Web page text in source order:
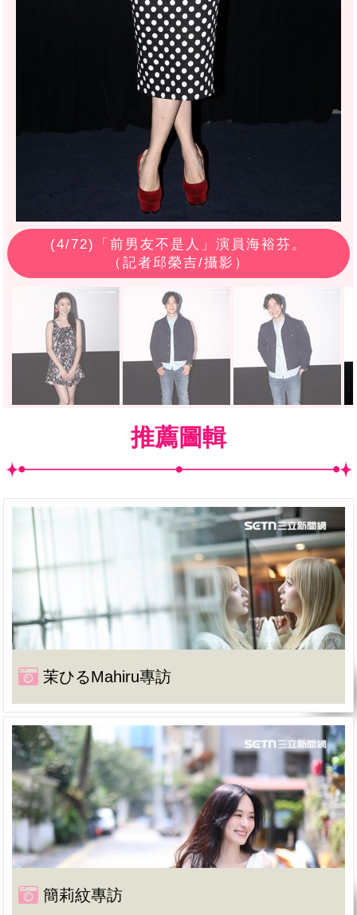
(4/72)「前男友不是人」演員海裕芬。
（記者邱榮吉/攝影）
推薦圖輯
茉ひるMahiru專訪
簡莉紋專訪